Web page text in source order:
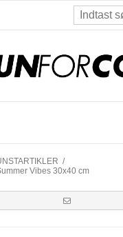
/
Vibes 30x40 cm